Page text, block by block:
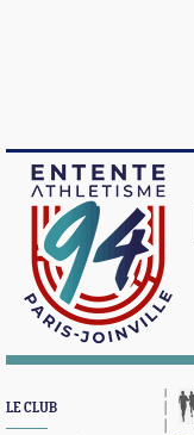
LE CLUB